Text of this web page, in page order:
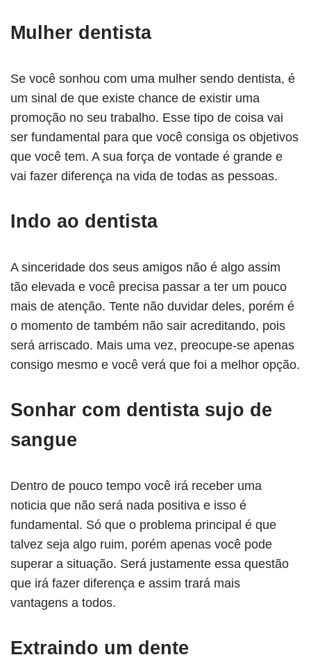
Mulher dentista
Se você sonhou com uma mulher sendo dentista, é
um sinal de que existe chance de existir uma
promoção no seu trabalho. Esse tipo de coisa vai
ser fundamental para que você consiga os objetivos
que você tem. A sua força de vontade é grande e
vai fazer diferença na vida de todas as pessoas.
Indo ao dentista
A sinceridade dos seus amigos não é algo assim
tão elevada e você precisa passar a ter um pouco
mais de atenção. Tente não duvidar deles, porém é
o momento de também não sair acreditando, pois
será arriscado. Mais uma vez, preocupe-se apenas
consigo mesmo e você verá que foi a melhor opção.
Sonhar com dentista sujo de
sangue
Dentro de pouco tempo você irá receber uma
noticia que não será nada positiva e isso é
fundamental. Só que o problema principal é que
talvez seja algo ruim, porém apenas você pode
superar a situação. Será justamente essa questão
que irá fazer diferença e assim trará mais
vantagens a todos.
Extraindo um dente